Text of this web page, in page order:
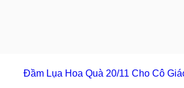
Đầm Lụa Hoa Quà 20/11 Cho Cô